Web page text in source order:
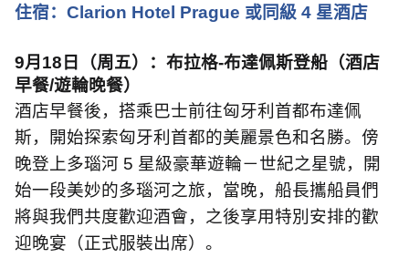
住宿： Clarion Hotel Prague 或同級 4 星酒店
9月 18 日（周五）：布拉格-布達佩斯登船（酒店
早餐/遊輪晚餐）
酒店早餐後，搭乘巴士前往匈牙利首都布達佩
斯，開始探索匈牙利首都的美麗景色和名勝。傍
晚登上多瑙河 5 星級豪華遊輪－世紀之星號，開
始一段美妙的多瑙河之旅，當晚，船長攜船員們
將與我們共度歡迎酒會，之後享用特別安排的歡
迎晚宴（正式服裝出席）。